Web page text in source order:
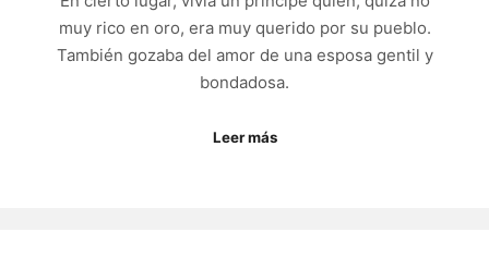
muy rico en oro, era muy querido por su pueblo.
También gozaba del amor de una esposa gentil y
bondadosa.
Leer más